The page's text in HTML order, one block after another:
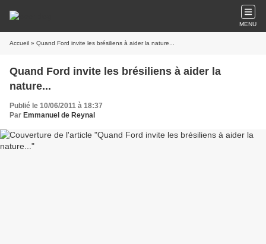
MENU
Accueil » Quand Ford invite les brésiliens à aider la nature...
Quand Ford invite les brésiliens à aider la
nature...
Publié le 10/06/2011 à 18:37
Par Emmanuel de Reynal